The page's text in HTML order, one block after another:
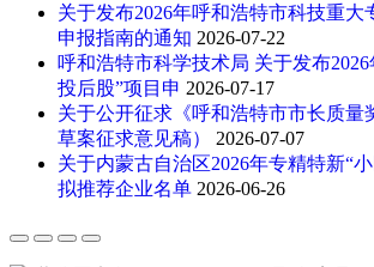
关于发布2026年呼和浩特市科技重大
申报指南的通知 2026-07-22
呼和浩特市科学技术局 关于发布
投后股”项目申 2026-07-17
关于公开征求《呼和浩特市市长质量
草案征求意见稿）
2026-07-07
关于内蒙古自治区2026年专精特新“
拟推荐企业名单 2026-06-26